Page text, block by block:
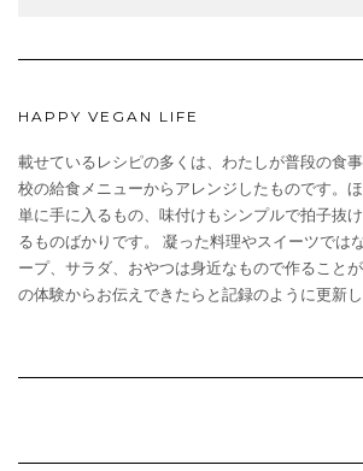
HAPPY VEGAN LIFE
載せているレシピの多くは、わたしが普段の食
校の給食メニューからアレンジしたものです。
単に手に入るもの、味付けもシンプルで拍子抜
るものばかりです。 凝った料理やスイーツでは
ープ、サラダ、おやつは身近なもので作ること
の体験からお伝えできたらと記録のように更新し